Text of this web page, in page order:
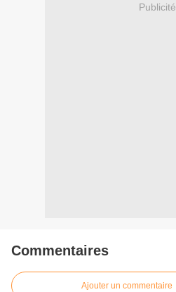
Publicité
Commentaires
Ajouter un commentaire